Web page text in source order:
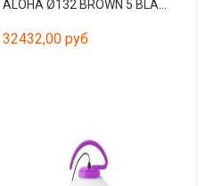
ALOHA Ø132 BROWN 5 BLADES 3L E27
32432,00 руб